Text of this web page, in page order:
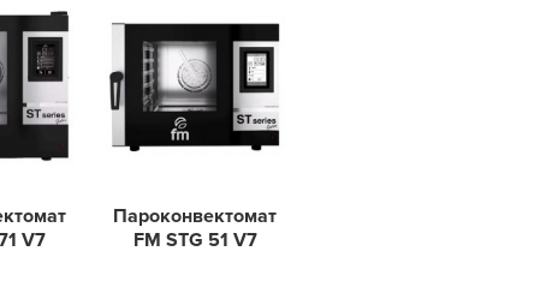
V7
Пароконвектомат
FM STG 51 V7